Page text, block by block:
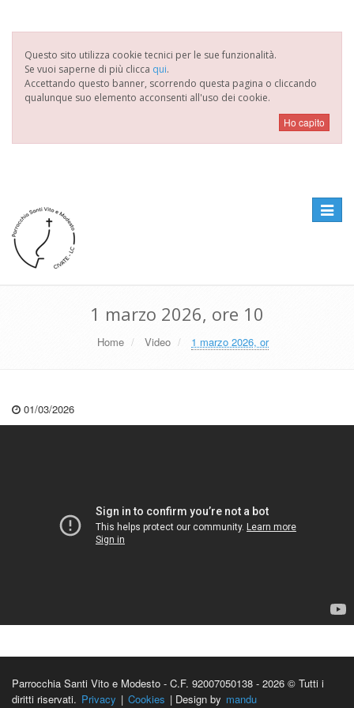
Questo sito utilizza cookie tecnici per le sue funzionalità.
Se vuoi saperne di più clicca qui.
Accettando questo banner, scorrendo questa pagina o cliccando
qualunque suo elemento acconsenti all'uso dei cookie.
Toggle
1 marzo 2026, ore 10
Home Video 1 marzo 2026, or
01/03/2026
Parrocchia Santi Vito e Modesto - C.F. 92007050138 - 2026 © Tutti i
diritti riservati. Privacy | Cookies | Design by mandu